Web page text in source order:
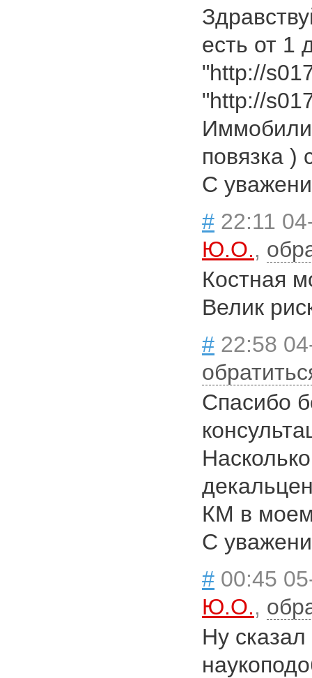
есть от 1
"http://
"http://
повязка )
С
# 22:11
Ю.О.,
Костная
Велик
# 22:58
Спасибо
КМ в
С
# 00:45
Ю.О.,
Ну